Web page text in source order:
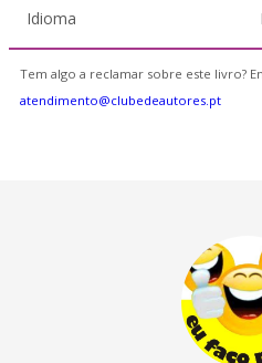
Idioma
Tem algo a reclamar sobre este livro?
atendimento@clubedeautores.pt